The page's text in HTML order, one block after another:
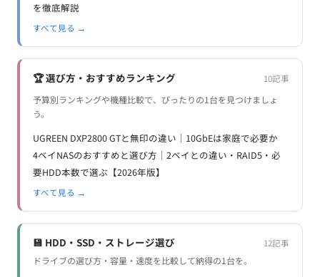
を徹底解説
すべて見る →
🏆 選び方・おすすめランキング 10記事
予算別ランキングや機種比較で、ぴったりの1台を見つけましょ
う。
UGREEN DXP2800 GTと無印の違い｜10GbEは家庭で必要か
4ベイNASのおすすめと選び方｜2ベイとの違い・RAID5・必
要HDD本数で選ぶ【2026年版】
すべて見る →
💾 HDD・SSD・ストレージ選び 12記事
ドライブの選び方・容量・速度を比較して納得の1台を。